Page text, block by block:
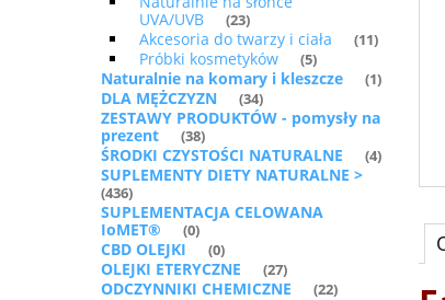
UVA/UVB
(23)
Akcesoria do twarzy i ciała (11)
Próbki kosmetyków (5)
Naturalnie na komary i kleszcze (1)
DLA MĘŻCZYZN (34)
ZESTAWY PRODUKTÓW - pomysły na
prezent
(38)
ŚRODKI CZYSTOŚCI NATURALNE (4)
SUPLEMENTY DIETY NATURALNE >
(436)
SUPLEMENTACJA CELOWANA
IoMET®
(0)
CBD OLEJKI (0)
OLEJKI ETERYCZNE (27)
ODCZYNNIKI CHEMICZNE (22)